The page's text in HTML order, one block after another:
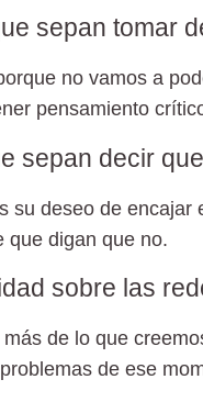
sepan tomar
no vamos a
pensamiento
sepan decir
su deseo de
que digan que no.
sobre las
de lo que
de ese